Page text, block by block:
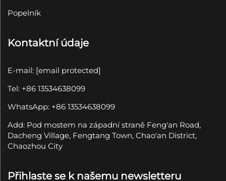
Popelník
Kontaktní údaje
E-mail: [email protected]
Tel: +86 13534638099
WhatsApp: +86 13534638099
Add: Pod mostem na západní straně Feng'an Road,
Dacheng Village, Fengtang Town, Chao'an District,
Chaozhou City
Přihlaste se k našemu newsletteru